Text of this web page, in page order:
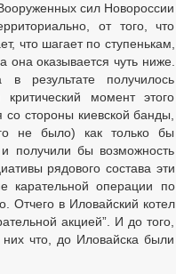
сил Новороссии
от того, что
что шагает по ступенькам,
она оказывается чуть ниже.
результате получилось
момент этого
стороны киевской банды,
не было) как только бы
получили бы возможность
рядового состава эти
карательной операции по
Отчего в Иловайский котел
акцией”. И до того,
что, до Иловайска были